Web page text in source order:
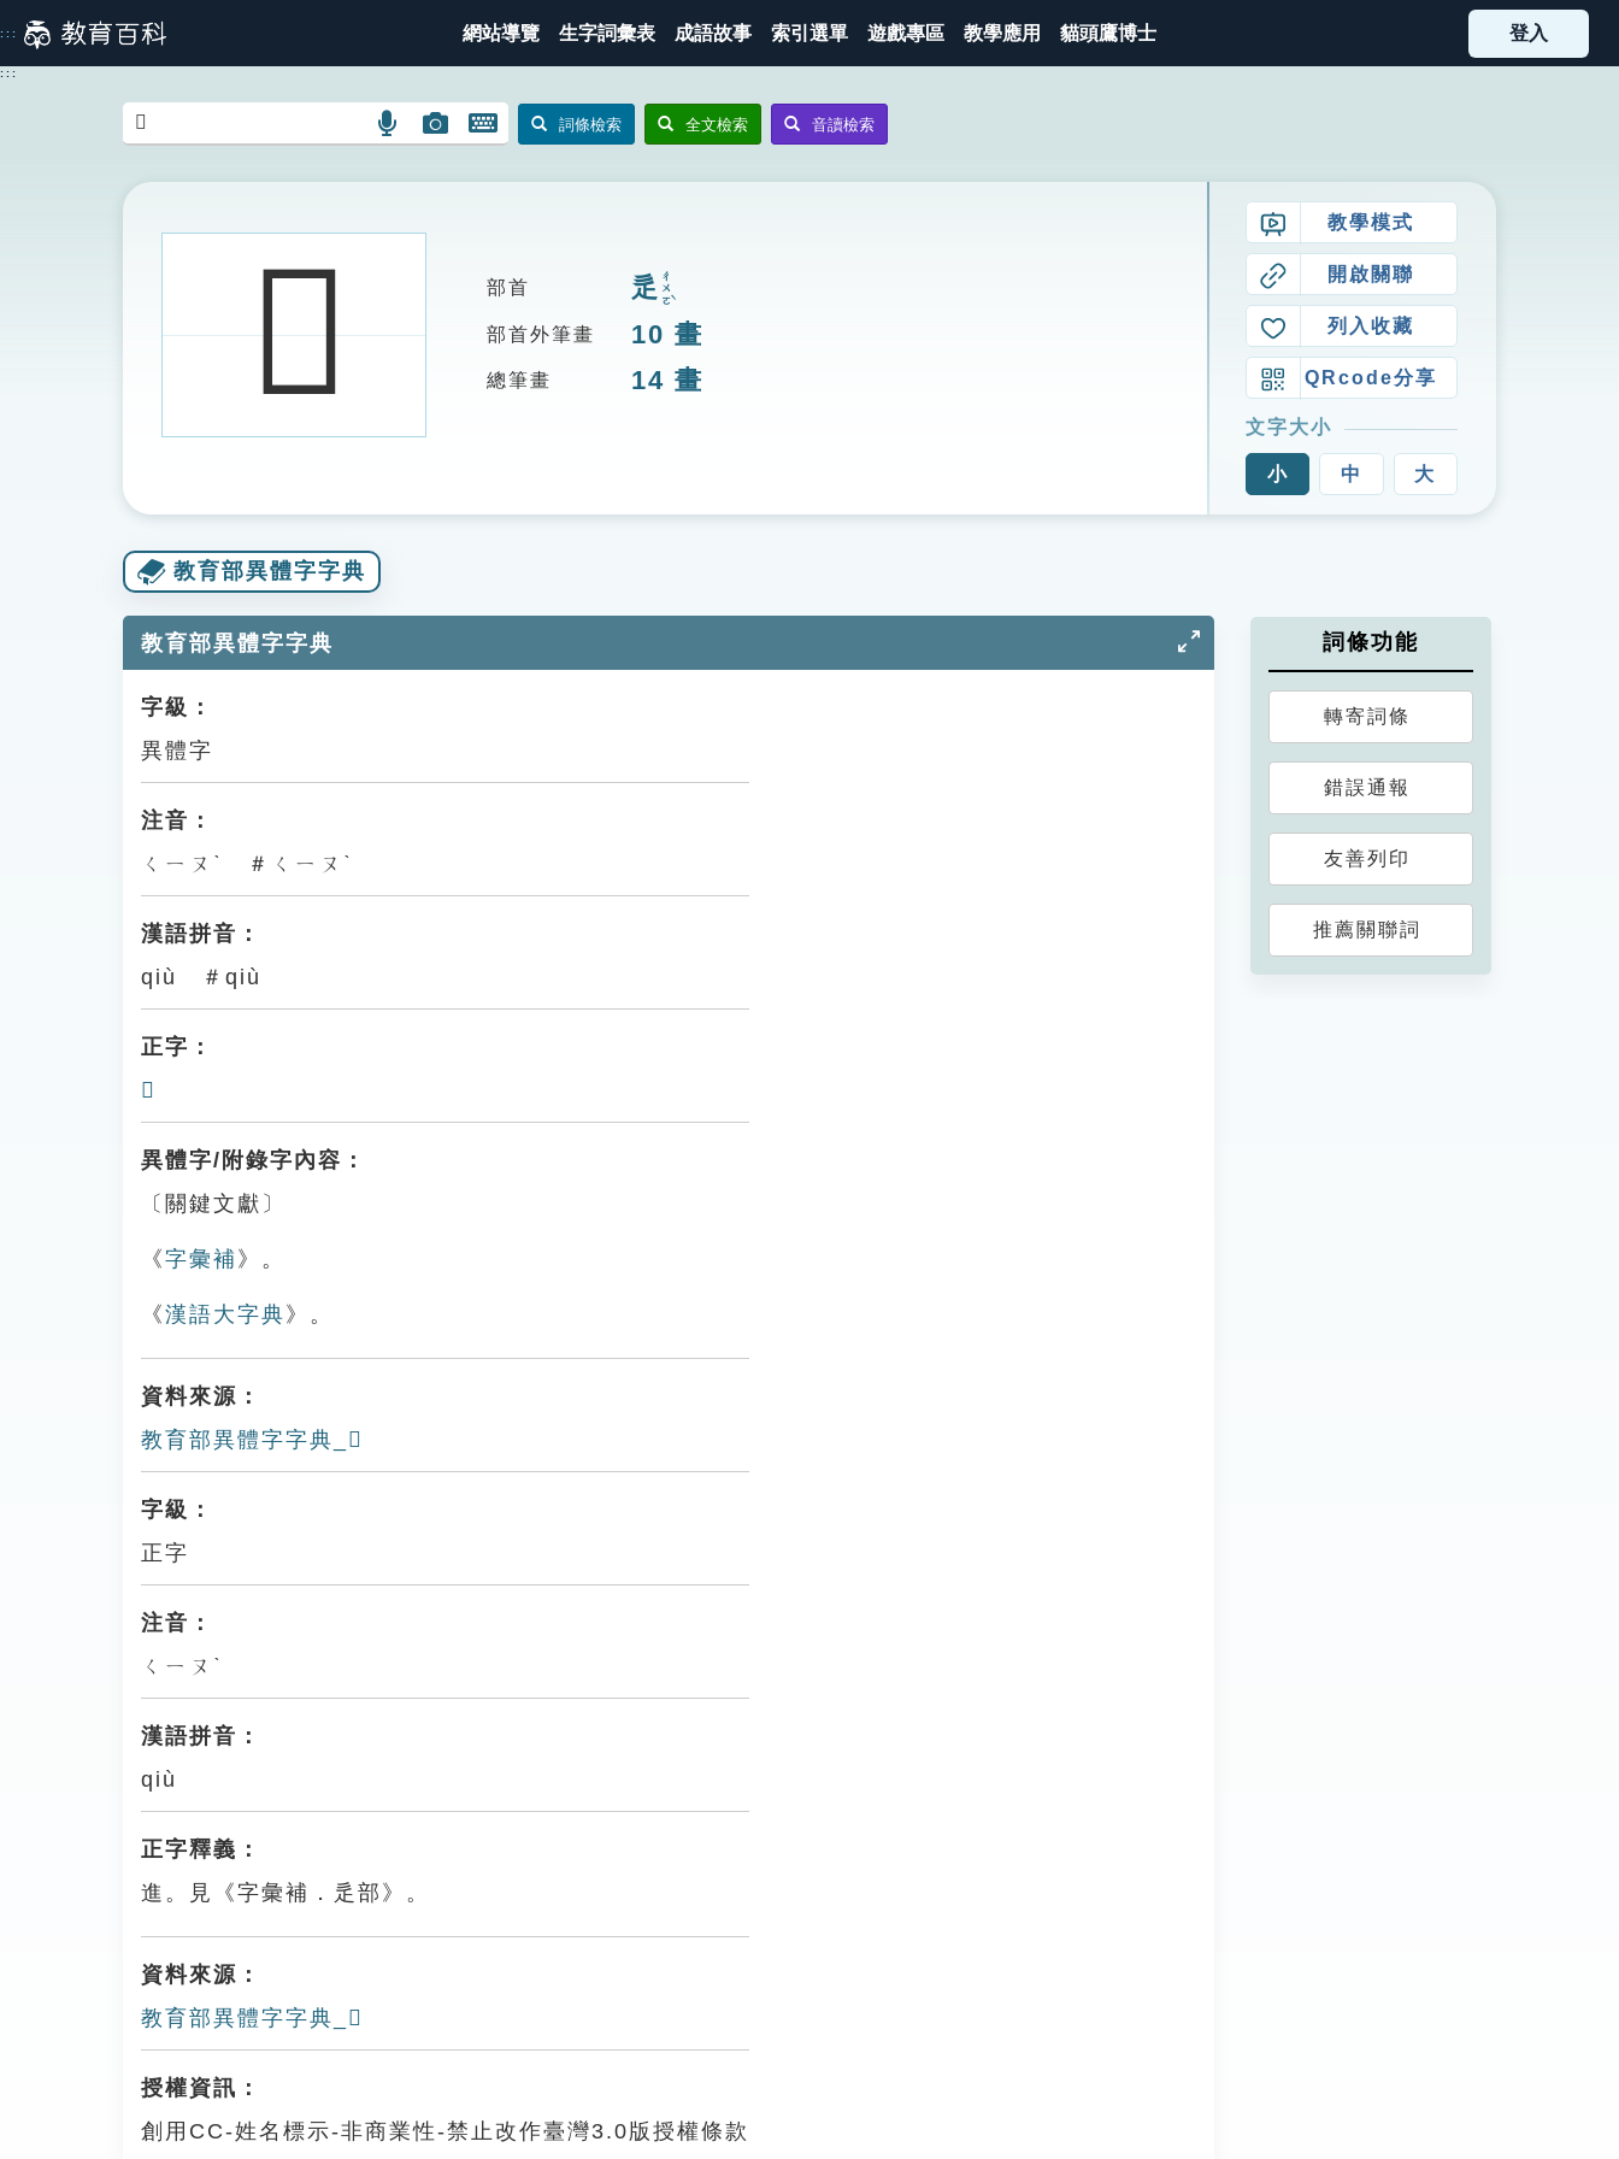
到
主
::: 網站導覽 生字詞彙表 成語故事 索引選單 遊戲專區 教學應用 貓頭鷹博士 登入
:::
語
搜
圖
圖
搜
開
鍵
詞條檢索 全文檢索 音讀檢索
𨕦 部首 辵 ㄔㄨㄛˋ
部首外筆畫 10 畫
總筆畫 14 畫
教學模式
開啟關聯
列入收藏
QRcode分享
文字大小
小 中 大
教育部異體字字典
教育部異體字字典
字級：
異體字
注音：
ㄑㄧㄡˋ ＃ㄑㄧㄡˋ
漢語拼音：
qiù ＃qiù
正字：
𧼭
異體字/附錄字內容：
〔關鍵文獻〕
《字彙補 》。
《漢語大字典 》。
資料來源：
教育部異體字字典_𨕦
字級：
正字
注音：
ㄑㄧㄡˋ
漢語拼音：
qiù
正字釋義：
進。見《字彙補．辵部》。
資料來源：
教育部異體字字典_𨕦
授權資訊：
創用CC-姓名標示-非商業性-禁止改作臺灣3.0版授權條款
詞條功能
轉寄詞條
錯誤通報
友善列印
推薦關聯詞